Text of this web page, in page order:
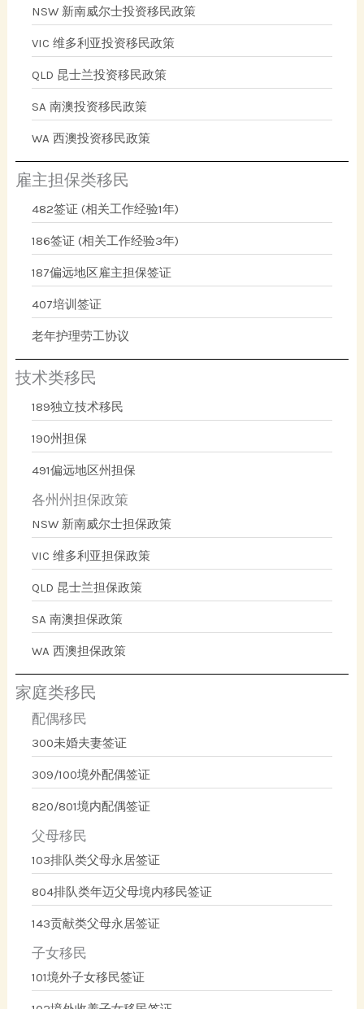
NSW 新南威尔士投资移民政策
VIC 维多利亚投资移民政策
QLD 昆士兰投资移民政策
SA 南澳投资移民政策
WA 西澳投资移民政策
雇主担保类移民
482签证 (相关工作经验1年)
186签证 (相关工作经验3年)
187偏远地区雇主担保签证
407培训签证
老年护理劳工协议
技术类移民
189独立技术移民
190州担保
491偏远地区州担保
各州州担保政策
NSW 新南威尔士担保政策
VIC 维多利亚担保政策
QLD 昆士兰担保政策
SA 南澳担保政策
WA 西澳担保政策
家庭类移民
配偶移民
300未婚夫妻签证
309/100境外配偶签证
820/801境内配偶签证
父母移民
103排队类父母永居签证
804排队类年迈父母境内移民签证
143贡献类父母永居签证
子女移民
101境外子女移民签证